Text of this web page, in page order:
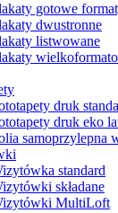
gotowe
dwustronne
listwowane
druk
druk eko
samoprzylepna
standard
składane
MultiLoft